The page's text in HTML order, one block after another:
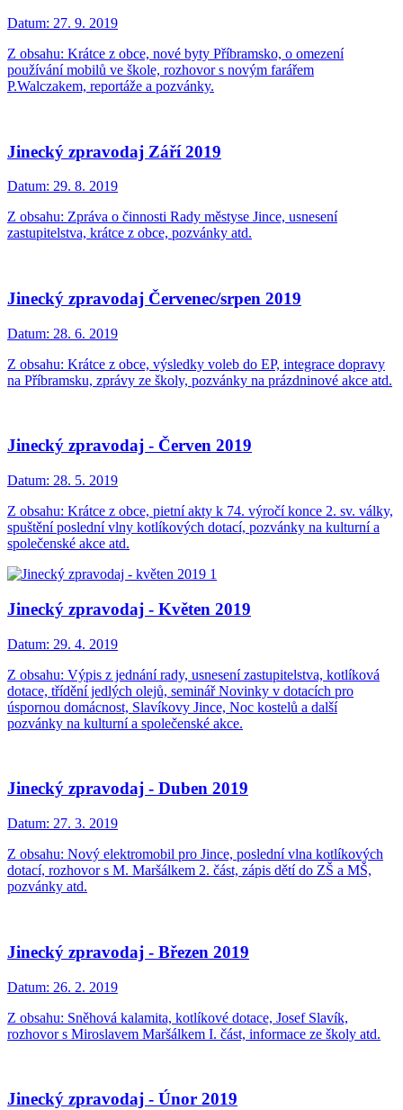
Datum: 27. 9. 2019
Z obsahu: Krátce z obce, nové byty Příbramsko, o omezení
používání mobilů ve škole, rozhovor s novým farářem
P.Walczakem, reportáže a pozvánky.
Jinecký zpravodaj Září 2019
Datum: 29. 8. 2019
Z obsahu: Zpráva o činnosti Rady městyse Jince, usnesení
zastupitelstva, krátce z obce, pozvánky atd.
Jinecký zpravodaj Červenec/srpen 2019
Datum: 28. 6. 2019
Z obsahu: Krátce z obce, výsledky voleb do EP, integrace dopravy
na Příbramsku, zprávy ze školy, pozvánky na prázdninové akce atd.
Jinecký zpravodaj - Červen 2019
Datum: 28. 5. 2019
Z obsahu: Krátce z obce, pietní akty k 74. výročí konce 2. sv. války,
spuštění poslední vlny kotlíkových dotací, pozvánky na kulturní a
společenské akce atd.
Jinecký zpravodaj - Květen 2019
Datum: 29. 4. 2019
Z obsahu: Výpis z jednání rady, usnesení zastupitelstva, kotlíková
dotace, třídění jedlých olejů, seminář Novinky v dotacích pro
úspornou domácnost, Slavíkovy Jince, Noc kostelů a další
pozvánky na kulturní a společenské akce.
Jinecký zpravodaj - Duben 2019
Datum: 27. 3. 2019
Z obsahu: Nový elektromobil pro Jince, poslední vlna kotlíkových
dotací, rozhovor s M. Maršálkem 2. část, zápis dětí do ZŠ a MŠ,
pozvánky atd.
Jinecký zpravodaj - Březen 2019
Datum: 26. 2. 2019
Z obsahu: Sněhová kalamita, kotlíkové dotace, Josef Slavík,
rozhovor s Miroslavem Maršálkem I. část, informace ze školy atd.
Jinecký zpravodaj - Únor 2019